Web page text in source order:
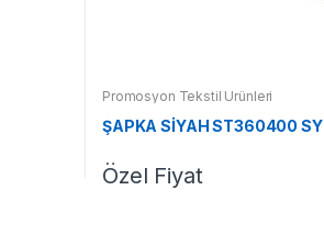
Promosyon Tekstil Ürünleri
ŞAPKA SİYAH ST360400 SY
Özel Fiyat